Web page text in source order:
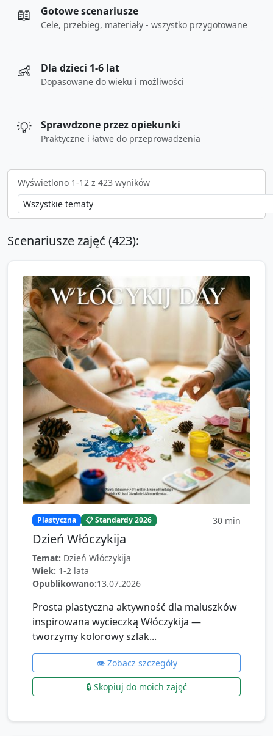
📖 Gotowe scenariusze
Cele, przebieg, materiały - wszystko przygotowane
👶 Dla dzieci 1-6 lat
Dopasowane do wieku i możliwości
💡 Sprawdzone przez opiekunki
Praktyczne i łatwe do przeprowadzenia
Wyświetlono 1-12 z 423 wyników
Scenariusze zajęć (423):
Plastyczna 📋 Standardy 2026 30 min
Dzień Włóczykija
Temat: Dzień Włóczykija
Wiek: 1-2 lata
Opublikowano:13.07.2026
Prosta plastyczna aktywność dla maluszków
inspirowana wycieczką Włóczykija —
tworzymy kolorowy szlak...
👁️ Zobacz szczegóły
🔒 Skopiuj do moich zajęć